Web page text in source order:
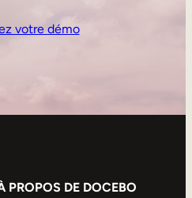
votre démo
PROPOS DE DOCEBO